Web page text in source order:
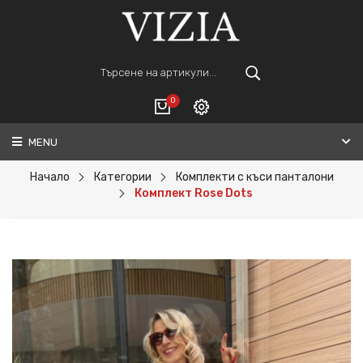
0
ВАШАТА КОЛИЧКА Е ПРАЗНА.
ПОРЪЧАЙ
Регистрация
MENU
Начало Категории
Комплекти с къси панталони
Комплект Rose Dots